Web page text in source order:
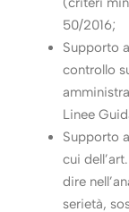
50/2016;
Supporto
controllo
Linee
Supporto
cui
dire
serietà,